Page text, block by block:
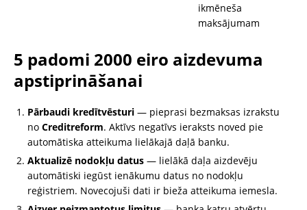
ikmēneša
maksājumam
5 padomi 2000 eiro aizdevuma
apstiprināšanai
Pārbaudi kredītvēsturi — pieprasi bezmaksas izrakstu
no Creditreform. Aktīvs negatīvs ieraksts noved pie
automātiska atteikuma lielākajā daļā banku.
Aktualizē nodokļu datus — lielākā daļa aizdevēju
automātiski iegūst ienākumu datus no nodokļu
reģistriem. Novecojuši dati ir bieža atteikuma iemesla.